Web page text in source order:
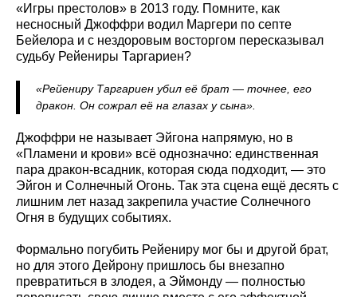
«Игры престолов» в 2013 году. Помните, как
несносный Джоффри водил Маргери по септе
Бейелора и с нездоровым восторгом пересказывал
судьбу Рейениры Таргариен?
«Рейениру Таргариен убил её брат — точнее, его
дракон. Он сожрал её на глазах у сына».
Джоффри не называет Эйгона напрямую, но в
«Пламени и крови» всё однозначно: единственная
пара дракон-всадник, которая сюда подходит, — это
Эйгон и Солнечный Огонь. Так эта сцена ещё десять с
лишним лет назад закрепила участие Солнечного
Огня в будущих событиях.
Формально погубить Рейениру мог бы и другой брат,
но для этого Дейрону пришлось бы внезапно
превратиться в злодея, а Эймонду — полностью